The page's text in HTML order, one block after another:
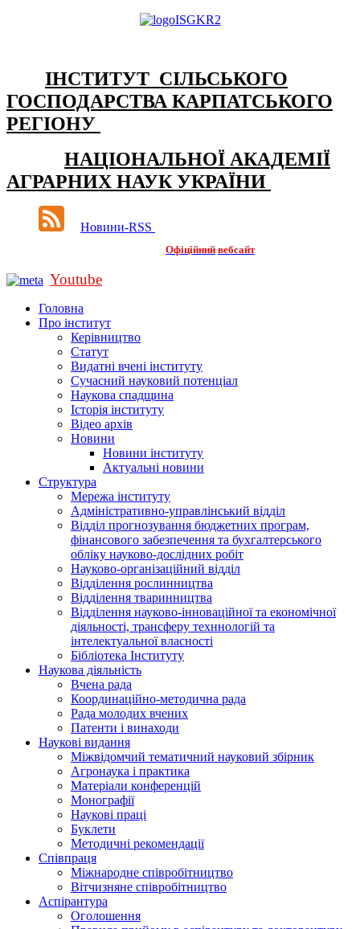
ІНСТИТУТ СІЛЬСЬКОГО
ГОСПОДАРСТВА КАРПАТСЬКОГО
РЕГІОНУ
НАЦІОНАЛЬНОЇ АКАДЕМІЇ
АГРАРНИХ НАУК УКРАЇНИ
Новини-RSS
Офіційний вебсайт
Youtube
Головна
Про інститут
Керівництво
Статут
Видатні вчені інституту
Сучасний науковий потенціал
Наукова спадщина
Історія інституту
Відео архів
Новини
Новини інституту
Актуальні новини
Структура
Мережа інституту
Адміністративно-управлінський відділ
Відділ прогнозування бюджетних програм,
фінансового забезпечення та бухгалтерського
обліку науково-дослідних робіт
Науково-організаційний відділ
Відділення рослинництва
Відділення тваринництва
Відділення науково-інноваційної та економічної
діяльності, трансферу техннологій та
інтелектуальної власності
Бібліотека Інституту
Наукова діяльність
Вчена рада
Координаційно-методична рада
Рада молодих вчених
Патенти і винаходи
Наукові видання
Міжвідомчий тематичний науковий збірник
Агронаука і практика
Матеріали конференцій
Монографії
Наукові праці
Буклети
Методичні рекомендації
Співпраця
Міжнародне співробітництво
Вітчизняне співробітництво
Аспірантура
Оголошення